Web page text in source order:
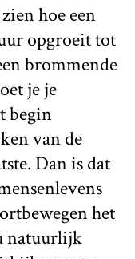
hoe een
opgroeit tot
brommende
je je
begin
van de
Dan is dat
het
natuurlijk